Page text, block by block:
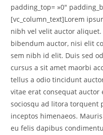
padding_top= »0″
[vc_column_text]Lorem
nibh vel velit auctor
bibendum auctor, nisi elit
sem nibh id elit. Duis sed
cursus a sit amet maorbi
tellus a odio tincidunt
vitae erat consequat
sociosqu ad litora torquent
inceptos himenaeos.
eu felis dapibus